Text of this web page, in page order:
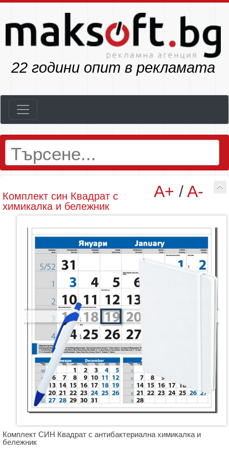
23 години опит в рекламата
A+ /A-
Комплект син Квадрат с
химикалка и бележник
Комплект СИН Квадрат с антибактериална химикалка и
бележник